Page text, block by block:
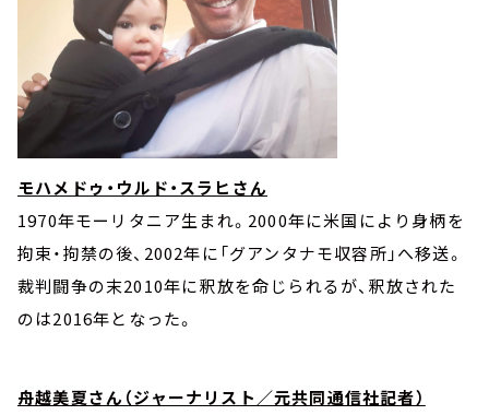
モハメドゥ・ウルド・スラヒさん
1970年モーリタニア生まれ。2000年に米国により身柄を
拘束・拘禁の後、2002年に「グアンタナモ収容所」へ移送。
裁判闘争の末2010年に釈放を命じられるが、釈放された
のは2016年となった。
舟越美夏さん（ジャーナリスト／元共同通信社記者）